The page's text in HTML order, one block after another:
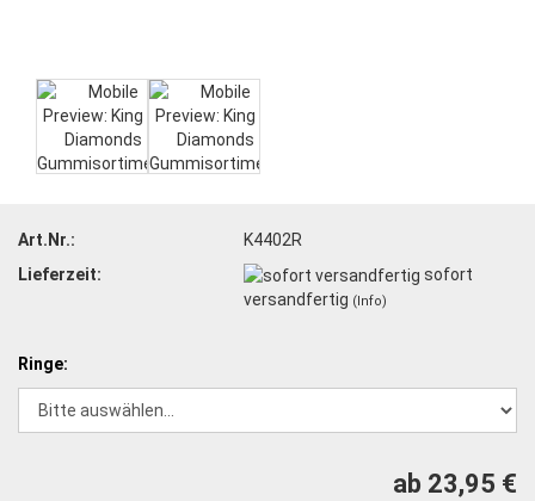
Art.Nr.:
K4402R
Lieferzeit:
sofort
versandfertig (Info)
Ringe:
ab 23,95 €